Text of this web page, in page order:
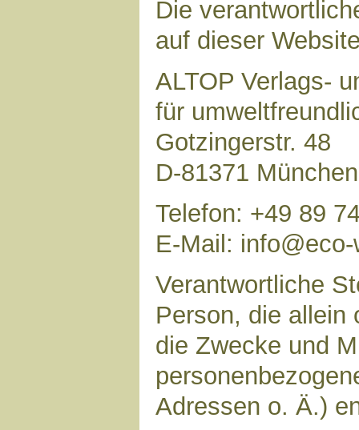
Die
auf dieser
ALTOP Verlags-
für
Gotzingerstr. 48
D-81371 München
Telefon: +49 89
E-Mail:
Verantwortliche
Person, die allein
die Zwecke und
Adressen o. Ä.)